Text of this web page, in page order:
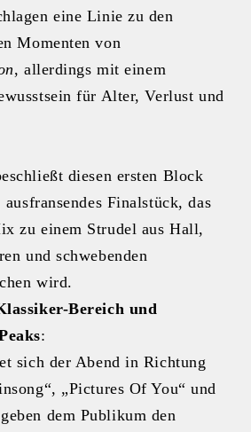
eine Linie zu den
Momenten von
, allerdings mit einem
für Alter, Verlust und
diesen ersten Block
ausfransendes Finalstück, das
zu einem Strudel aus Hall,
und schwebenden
wird.
Bereich und
:
sich der Abend in Richtung
„Pictures Of You“ und
dem Publikum den